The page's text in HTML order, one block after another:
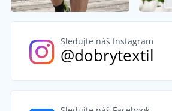
Sledujte náš Instagram
@dobrytextil